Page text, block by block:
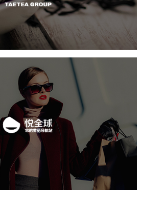
网站
IT平台整体解决方案
网页设计
悦全球
电商网站 APP